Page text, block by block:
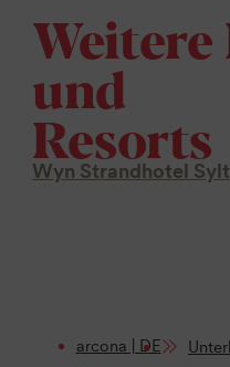
und
Resorts
Wyn Strandhotel Sylt
arcona | DE